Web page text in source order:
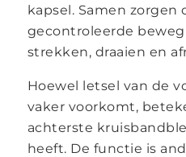
kapsel. Samen zorgen
gecontroleerde
strekken, draaien en
Hoewel letsel van de
vaker voorkomt,
achterste
heeft. De functie is